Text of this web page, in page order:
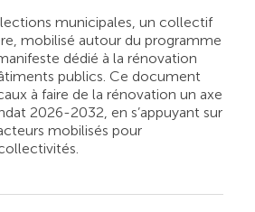
municipales, un collectif
mobilisé autour du programme
dédié à la rénovation
publics. Ce document
à faire de la rénovation un axe
2026-2032, en s’appuyant sur
mobilisés pour